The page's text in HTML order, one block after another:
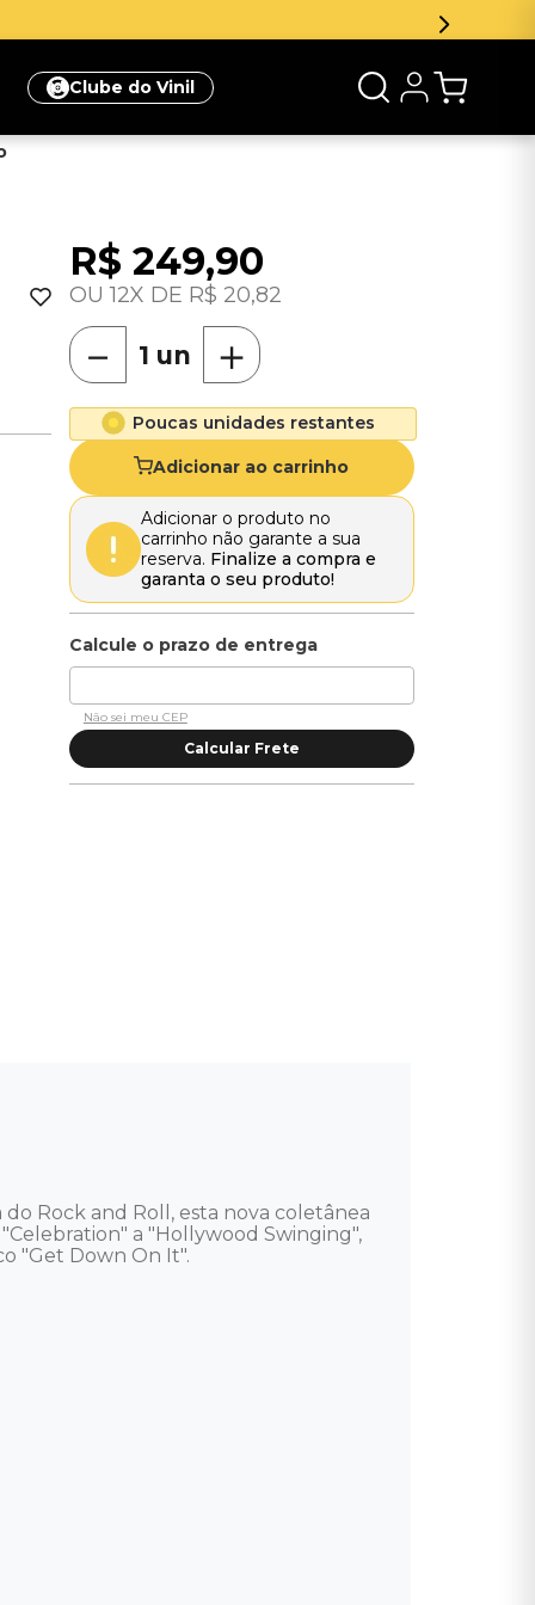
Clube do Vinil
R$ 249,90
12 R$ 20,82
＋
－
Poucas unidades restantes
Adicionar ao carrinho
Adicionar o produto no
carrinho não garante a sua
reserva. Finalize a compra e
garanta o seu produto!
Não sei meu CEP
Rock and Roll, esta nova coletânea
a "Hollywood Swinging",
"Get Down On It".